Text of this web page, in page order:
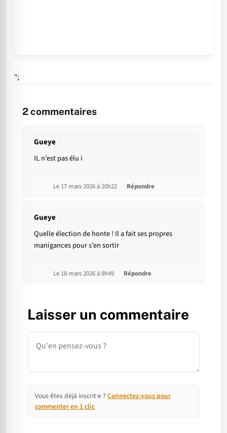
";
2commentaires
Gueye
IL n’est pas élu i
Le 17 mars 2026 à 20h22 Répondre
Gueye
Quelle élection de honte ! Il a fait ses propres
manigances pour s’en sortir
Le 18 mars 2026 à 8h49 Répondre
Laisser un commentaire
Commentaire
Vous êtes déjà inscrit·e ? Connectez-vous pour
commenter en 1 clic